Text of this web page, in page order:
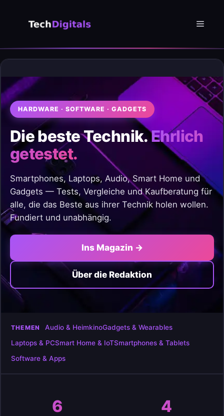
Menü
HARDWARE · SOFTWARE · GADGETS
Die beste Technik.Ehrlich
getestet.
Smartphones, Laptops, Audio, Smart Home und
Gadgets — Tests, Vergleiche und Kaufberatung für
alle, die das Beste aus ihrer Technik holen wollen.
Fundiert und unabhängig.
Ins Magazin →
Über die Redaktion
THEMEN Audio & HeimkinoGadgets & Wearables
Laptops & PCSmart Home & IoTSmartphones & Tablets
Software & Apps
6 4